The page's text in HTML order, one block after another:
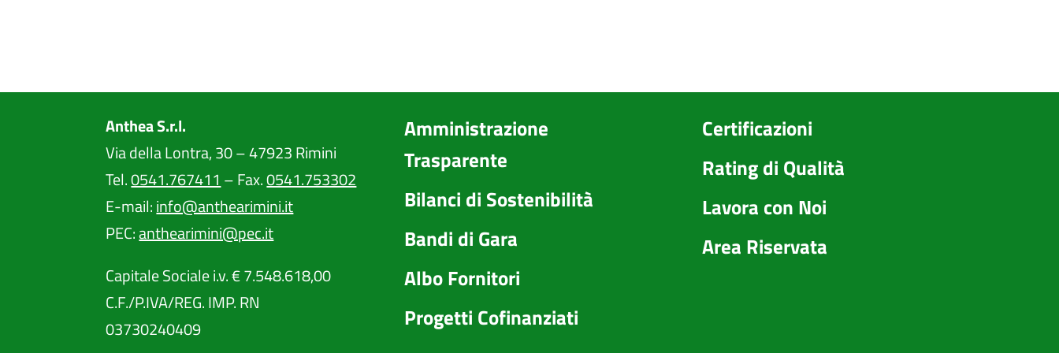
Anthea S.r.l.
Via della Lontra, 30 – 47923 Rimini
Tel.0541.767411– Fax.0541.753302
E-mail:info@anthearimini.it
PEC:anthearimini@pec.it
Capitale Sociale i.v. € 7.548.618,00
C.F./P.IVA/REG. IMP. RN
03730240409
Amministrazione
Trasparente
Bilanci di Sostenibilità
Bandi di Gara
Albo Fornitori
Progetti Cofinanziati
Certificazioni
Rating di Qualità
Lavora con Noi
Area Riservata